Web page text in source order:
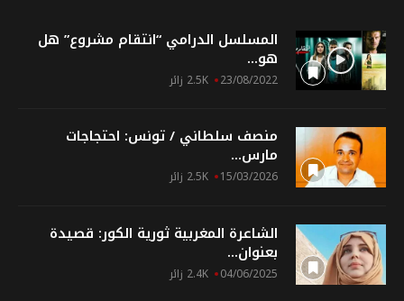
المسلسل الدرامي “انتقام مشروع” هل
هو...
23/08/2022 2.5K زائر
منصف سلطاني / تونس: احتجاجات
مارس...
15/03/2026 2.5K زائر
الشاعرة المغربية ثورية الكور: قصيدة
بعنوان...
04/06/2025 2.4K زائر